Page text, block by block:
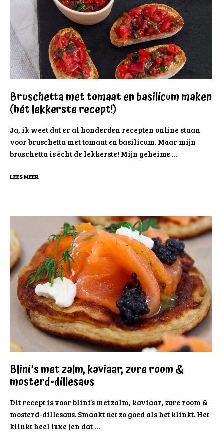
Bruschetta met tomaat en basilicum maken
(hét lekkerste recept!)
Ja, ik weet dat er al honderden recepten online staan
voor bruschetta met tomaat en basilicum. Maar mijn
bruschetta is écht de lekkerste! Mijn geheime …
LEES MEER
Blini’s met zalm, kaviaar, zure room &
mosterd-dillesaus
Dit recept is voor blini’s met zalm, kaviaar, zure room &
mosterd-dillesaus. Smaakt net zo goed als het klinkt. Het
klinkt heel luxe (en dat …